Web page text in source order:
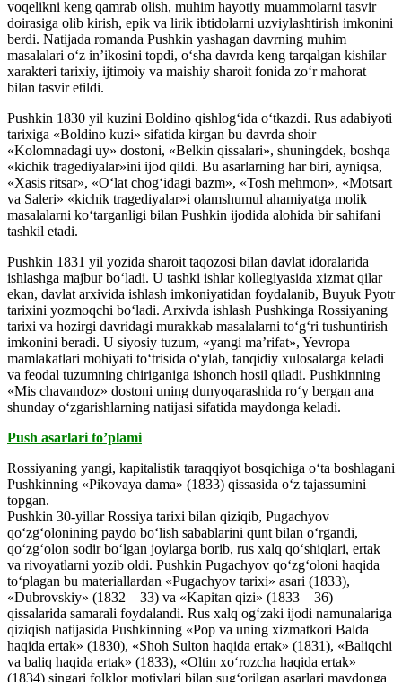
voqelikni keng qamrab olish, muhim hayotiy muammolarni tasvir
doirasiga olib kirish, epik va lirik ibtidolarni uzviylashtirish imkonini
berdi. Natijada romanda Pushkin yashagan davrning muhim
masalalari o‘z in’ikosini topdi, o‘sha davrda keng tarqalgan kishilar
xarakteri tarixiy, ijtimoiy va maishiy sharoit fonida zo‘r mahorat
bilan tasvir etildi.
Pushkin 1830 yil kuzini Boldino qishlog‘ida o‘tkazdi. Rus adabiyoti
tarixiga «Boldino kuzi» sifatida kirgan bu davrda shoir
«Kolomnadagi uy» dostoni, «Belkin qissalari», shuningdek, boshqa
«kichik tragediyalar»ini ijod qildi. Bu asarlarning har biri, ayniqsa,
«Xasis ritsar», «O‘lat chog‘idagi bazm», «Tosh mehmon», «Motsart
va Saleri» «kichik tragediyalar»i olamshumul ahamiyatga molik
masalalarni ko‘targanligi bilan Pushkin ijodida alohida bir sahifani
tashkil etadi.
Pushkin 1831 yil yozida sharoit taqozosi bilan davlat idoralarida
ishlashga majbur bo‘ladi. U tashki ishlar kollegiyasida xizmat qilar
ekan, davlat arxivida ishlash imkoniyatidan foydalanib, Buyuk Pyotr
tarixini yozmoqchi bo‘ladi. Arxivda ishlash Pushkinga Rossiyaning
tarixi va hozirgi davridagi murakkab masalalarni to‘g‘ri tushuntirish
imkonini beradi. U siyosiy tuzum, «yangi ma’rifat», Yevropa
mamlakatlari mohiyati to‘trisida o‘ylab, tanqidiy xulosalarga keladi
va feodal tuzumning chiriganiga ishonch hosil qiladi. Pushkinning
«Mis chavandoz» dostoni uning dunyoqarashida ro‘y bergan ana
shunday o‘zgarishlarning natijasi sifatida maydonga keladi.
Push asarlari to’plami
Rossiyaning yangi, kapitalistik taraqqiyot bosqichiga o‘ta boshlagani
Pushkinning «Pikovaya dama» (1833) qissasida o‘z tajassumini
topgan.
Pushkin 30-yillar Rossiya tarixi bilan qiziqib, Pugachyov
qo‘zg‘olonining paydo bo‘lish sabablarini qunt bilan o‘rgandi,
qo‘zg‘olon sodir bo‘lgan joylarga borib, rus xalq qo‘shiqlari, ertak
va rivoyatlarni yozib oldi. Pushkin Pugachyov qo‘zg‘oloni haqida
to‘plagan bu materiallardan «Pugachyov tarixi» asari (1833),
«Dubrovskiy» (1832—33) va «Kapitan qizi» (1833—36)
qissalarida samarali foydalandi. Rus xalq og‘zaki ijodi namunalariga
qiziqish natijasida Pushkinning «Pop va uning xizmatkori Balda
haqida ertak» (1830), «Shoh Sulton haqida ertak» (1831), «Baliqchi
va baliq haqida ertak» (1833), «Oltin xo‘rozcha haqida ertak»
(1834) singari folklor motivlari bilan sug‘orilgan asarlari maydonga